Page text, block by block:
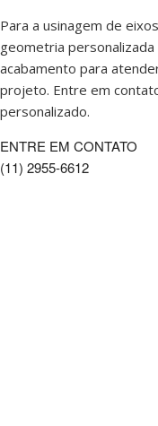
Para a usinagem de
geometria
acabamento para
projeto. Entre em
personalizado.
ENTRE EM CONTATO
(11) 2955-6612